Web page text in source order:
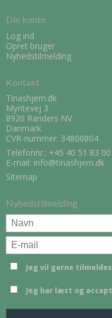
Din konto
Log ind
Opret bruger
Nyhedstilmelding
Kontakt
Tinashjem.dk
Myntevej 3
8920 Randers NV
Danmark
CVR-nummer: 34800804
Telefonnr.: +45 40 51 83 00
E-mail: info@tinashjem.dk
Sitemap
Nyhedstilmelding
Jeg vil gerne
Jeg har læst og